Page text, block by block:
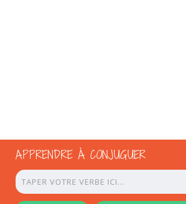
APPRENDRE À CONJUGUER